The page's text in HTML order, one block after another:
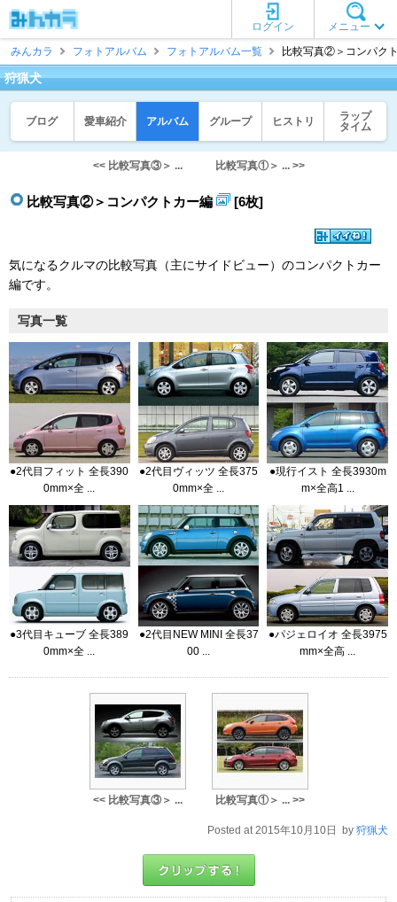
メニュー
ログイン
みんカラ
フォトアルバム フォトアルバム一覧 比較写真②＞コンパク
狩猟犬
ブログ 愛車紹介 アルバム グループ ヒストリ
ラップ
タイム
<< 比較写真③＞ ... 比較写真①＞ ... >>
比較写真②＞コンパクトカー編 [6枚]
気になるクルマの比較写真（主にサイドビュー）のコンパクトカー
編です。
写真一覧
●2代目フィット 全長390
0mm×全 ...
●2代目ヴィッツ 全長375
0mm×全 ...
●現行イスト 全長3930m
m×全高1 ...
●3代目キューブ 全長389
0mm×全 ...
●2代目NEW MINI 全長37
00 ...
●パジェロイオ 全長3975
mm×全高 ...
<< 比較写真③＞ ... 比較写真①＞ ... >>
Posted at 2015年10月10日 by 狩猟犬